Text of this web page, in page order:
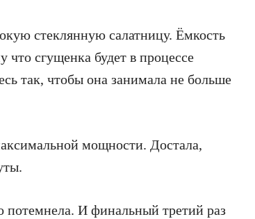
стеклянную салатницу. Ёмкость
что сгущенка будет в процессе
так, чтобы она занимала не больше
мощности. Достала,
потемнела. И финальный третий раз